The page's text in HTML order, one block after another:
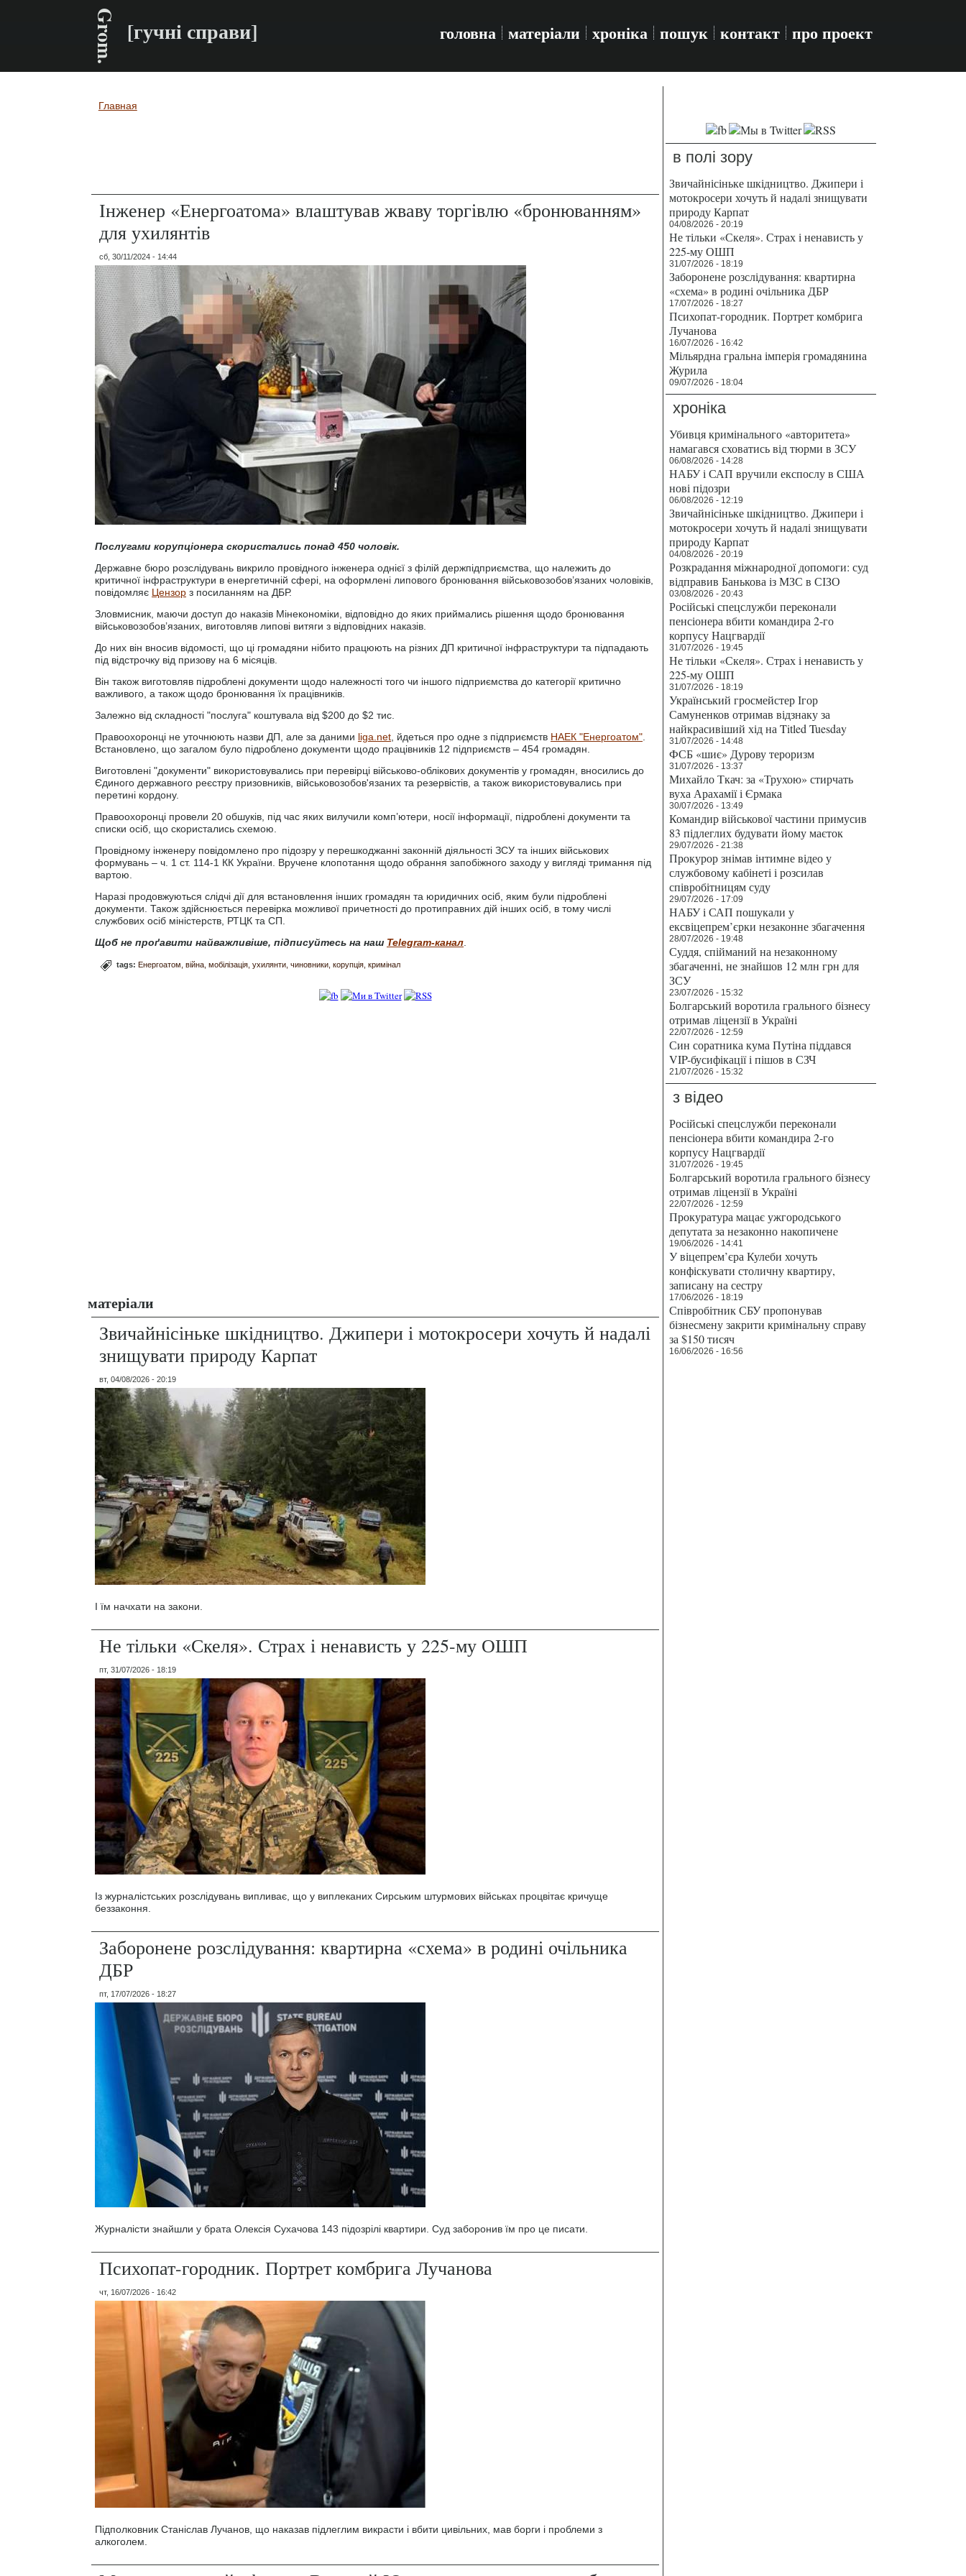
Grom. [гучні справи] головна матеріали хроніка пошук контакт про проект
Вы здесь
Главная
Інженер «Енергоатома» влаштував жваву торгівлю «бронюванням»
для ухилянтів
сб, 30/11/2024 - 14:44
Послугами корупціонера скористались понад 450 чоловік.
Державне бюро розслідувань викрило провідного інженера однієї з філій держпідприємства, що належить до
критичної інфраструктури в енергетичній сфері, на оформлені липового бронювання військовозобов’язаних чоловіків,
повідомляє Цензор з посиланням на ДБР.
Зловмисник, маючи доступ до наказів Мінекономіки, відповідно до яких приймались рішення щодо бронювання
військовозобов’язаних, виготовляв липові витяги з відповідних наказів.
До них він вносив відомості, що ці громадяни нібито працюють на різних ДП критичної інфраструктури та підпадають
під відстрочку від призову на 6 місяців.
Він також виготовляв підроблені документи щодо належності того чи іншого підприємства до категорії критично
важливого, а також щодо бронювання їх працівників.
Залежно від складності "послуга" коштувала від $200 до $2 тис.
Правоохоронці не уточнюють назви ДП, але за даними liga.net , йдеться про одне з підприємств НАЕК "Енергоатом"
Встановлено, що загалом було підроблено документи щодо працівників 12 підприємств – 454 громадян.
Виготовлені "документи" використовувались при перевірці військово-облікових документів у громадян, вносились до
Єдиного державного реєстру призовників, військовозобов'язаних та резервістів, а також використовувались при
перетині кордону.
Правоохоронці провели 20 обшуків, під час яких вилучили комп’ютери, носії інформації, підроблені документи та
списки осіб, що скористались схемою.
Провідному інженеру повідомлено про підозру у перешкоджанні законній діяльності ЗСУ та інших військових
формувань – ч. 1 ст. 114-1 КК України. Вручене клопотання щодо обрання запобіжного заходу у вигляді тримання під
вартою.
Наразі продовжуються слідчі дії для встановлення інших громадян та юридичних осіб, яким були підроблені
документи. Також здійснюється перевірка можливої причетності до протиправних дій інших осіб, в тому числі
службових осіб міністерств, РТЦК та СП.
Щоб не проґавити найважливіше, підписуйтесь на наш Telegram-канал
tags: Енергоатом війна мобілізація ухилянти чиновники корупція кримінал
матеріали
Звичайнісіньке шкідництво. Джипери і мотокросери хочуть й надалі
знищувати природу Карпат
вт, 04/08/2026 - 20:19
І їм начхати на закони.
Не тільки «Скеля». Страх і ненависть у 225-му ОШП
пт, 31/07/2026 - 18:19
Із журналістських розслідувань випливає, що у виплеканих Сирським штурмових військах процвітає кричуще
беззаконня.
Заборонене розслідування: квартирна «схема» в родині очільника
ДБР
пт, 17/07/2026 - 18:27
Журналісти знайшли у брата Олексія Сухачова 143 підозрілі квартири. Суд заборонив їм про це писати.
Психопат-городник. Портрет комбрига Лучанова
чт, 16/07/2026 - 16:42
Підполковник Станіслав Лучанов, що наказав підлеглим викрасти і вбити цивільних, мав борги і проблеми з
алкоголем.
в полі зору
Звичайнісіньке шкідництво. Джипери і
мотокросери хочуть й надалі знищувати
природу Карпат
04/08/2026 - 20:19
Не тільки «Скеля». Страх і ненависть у
225-му ОШП
31/07/2026 - 18:19
Заборонене розслідування: квартирна
«схема» в родині очільника ДБР
17/07/2026 - 18:27
Психопат-городник. Портрет комбрига
Лучанова
16/07/2026 - 16:42
Мільярдна гральна імперія громадянина
Журила
09/07/2026 - 18:04
хроніка
Убивця кримінального «авторитета»
намагався сховатись від тюрми в ЗСУ
06/08/2026 - 14:28
НАБУ і САП вручили експослу в США
нові підозри
06/08/2026 - 12:19
Звичайнісіньке шкідництво. Джипери і
мотокросери хочуть й надалі знищувати
природу Карпат
04/08/2026 - 20:19
Розкрадання міжнародної допомоги: суд
відправив Банькова із МЗС в СІЗО
03/08/2026 - 20:43
Російські спецслужби переконали
пенсіонера вбити командира 2-го
корпусу Нацгвардії
31/07/2026 - 19:45
Не тільки «Скеля». Страх і ненависть у
225-му ОШП
31/07/2026 - 18:19
Український гросмейстер Ігор
Самуненков отримав відзнаку за
найкрасивіший хід на Titled Tuesday
31/07/2026 - 14:48
ФСБ «шиє» Дурову тероризм
31/07/2026 - 13:37
Михайло Ткач: за «Трухою» стирчать
вуха Арахамії і Єрмака
30/07/2026 - 13:49
Командир військової частини примусив
83 підлеглих будувати йому маєток
29/07/2026 - 21:38
Прокурор знімав інтимне відео у
службовому кабінеті і розсилав
співробітницям суду
29/07/2026 - 17:09
НАБУ і САП пошукали у
ексвіцепрем’єрки незаконне збагачення
28/07/2026 - 19:48
Суддя, спійманий на незаконному
збагаченні, не знайшов 12 млн грн для
ЗСУ
23/07/2026 - 15:32
Болгарський воротила грального бізнесу
отримав ліцензії в Україні
22/07/2026 - 12:59
Син соратника кума Путіна піддався
VIP-бусифікації і пішов в СЗЧ
21/07/2026 - 15:32
з відео
Російські спецслужби переконали
пенсіонера вбити командира 2-го
корпусу Нацгвардії
31/07/2026 - 19:45
Болгарський воротила грального бізнесу
отримав ліцензії в Україні
22/07/2026 - 12:59
Прокуратура мацає ужгородського
депутата за незаконно накопичене
19/06/2026 - 14:41
У віцепрем’єра Кулеби хочуть
конфіскувати столичну квартиру,
записану на сестру
17/06/2026 - 18:19
Співробітник СБУ пропонував
бізнесмену закрити кримінальну справу
за $150 тисяч
16/06/2026 - 16:56